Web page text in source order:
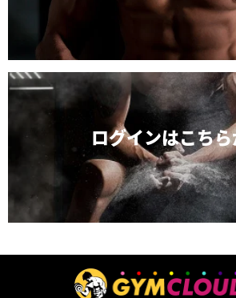
ログインはこち